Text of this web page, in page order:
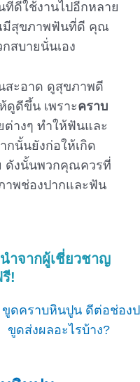
ดีใช้งานไปอีกหลาย
มีสุขภาพฟันที่ดี คุณ
สบายนั่นเอง
สะอาด ดูสุขภาพดี
ดูดีขึ้น เพราะคราบ
ต่างๆ ทำให้ฟันและ
นั้นยังก่อให้เกิด
ดังนั้นพวกคุณควรที่
พช่องปากและฟัน
ำจากผู้เชี่ยวชาญ
!